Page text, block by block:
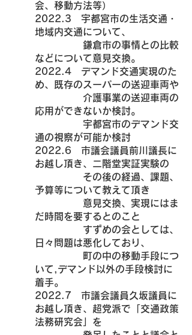
会、移動方法等）
2022.3　宇都宮市の生活交通・
地域内交通について、
鎌倉市の事情との比較
などについて意見交換。
2022.4　デマンド交通実現のた
め、既存のスーパーの送迎車両や
介護事業の送迎車両の
応用ができないか検討。
宇都宮市のデマンド交
通の視察が可能か検討
2022.6　市議会議員前川議長に
お越し頂き、二階堂実証実験の
その後の経過、課題、
予算等について教えて頂き
意見交換、実現にはま
だ時間を要するとのこと
すずめの会としては、
日々問題は悪化しており、
町の中の移動手段につ
いて,デマンド以外の手段検討に
着手。
2022.7　市議会議員久坂議員に
お越し頂き、超党派で「交通政策
法務研究会」を